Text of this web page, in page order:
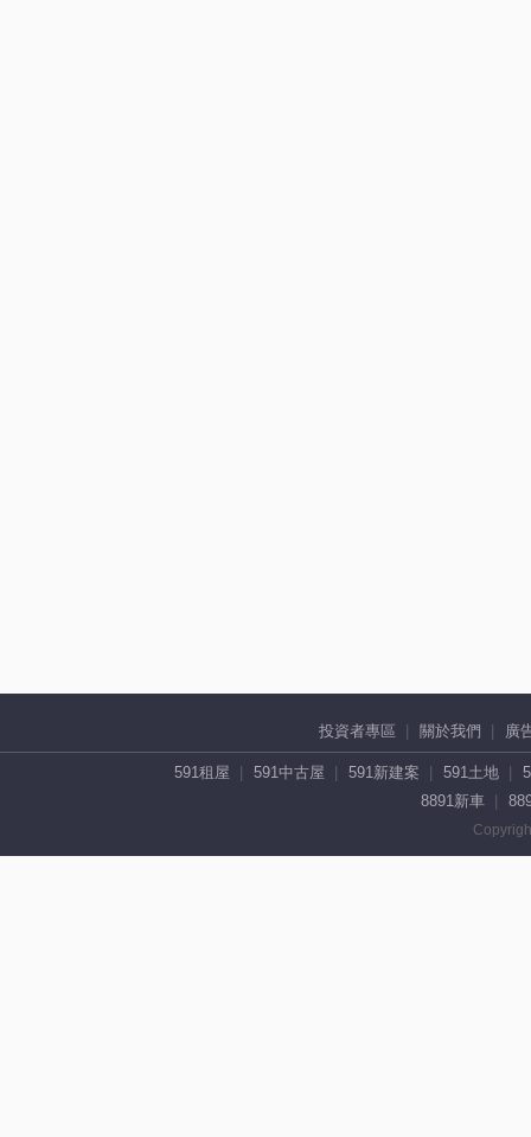
投資者專區 關於我們 廣
591租屋 591中古屋 591新建案 591土地
8891新車